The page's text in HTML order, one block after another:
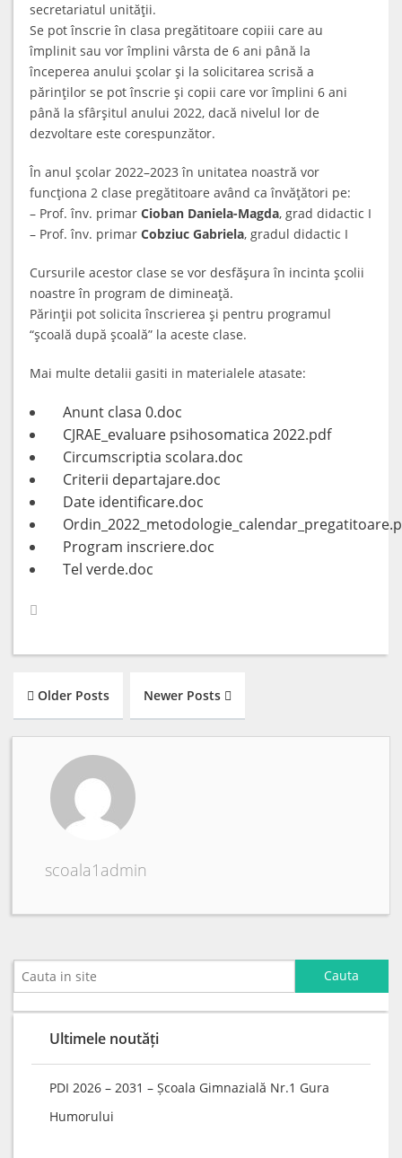
secretariatul unităţii.
Se pot înscrie în clasa pregătitoare copiii care au
împlinit sau vor împlini vârsta de 6 ani până la
începerea anului şcolar şi la solicitarea scrisă a
părinţilor se pot înscrie şi copii care vor împlini 6 ani
până la sfârşitul anului 2022, dacă nivelul lor de
dezvoltare este corespunzător.
În anul şcolar 2022–2023 în unitatea noastră vor
funcţiona 2 clase pregătitoare având ca învăţători pe:
– Prof. înv. primar Cioban Daniela-Magda, grad didactic I
– Prof. înv. primar Cobziuc Gabriela, gradul didactic I
Cursurile acestor clase se vor desfăşura în incinta şcolii
noastre în program de dimineaţă.
Părinţii pot solicita înscrierea şi pentru programul
“şcoală după şcoală” la aceste clase.
Mai multe detalii gasiti in materialele atasate:
Anunt clasa 0.doc
CJRAE_evaluare psihosomatica 2022.pdf
Circumscriptia scolara.doc
Criterii departajare.doc
Date identificare.doc
Program inscriere.doc
Tel verde.doc
Older Posts Newer Posts
scoala1admin
Ultimele noutăți
PDI 2026 – 2031 – Școala Gimnazială Nr.1 Gura
Humorului